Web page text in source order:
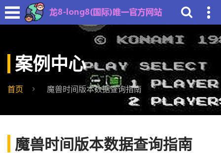
案例中心
首页 魔兽时间版本数据查询指南
魔兽时间版本数据查询指南